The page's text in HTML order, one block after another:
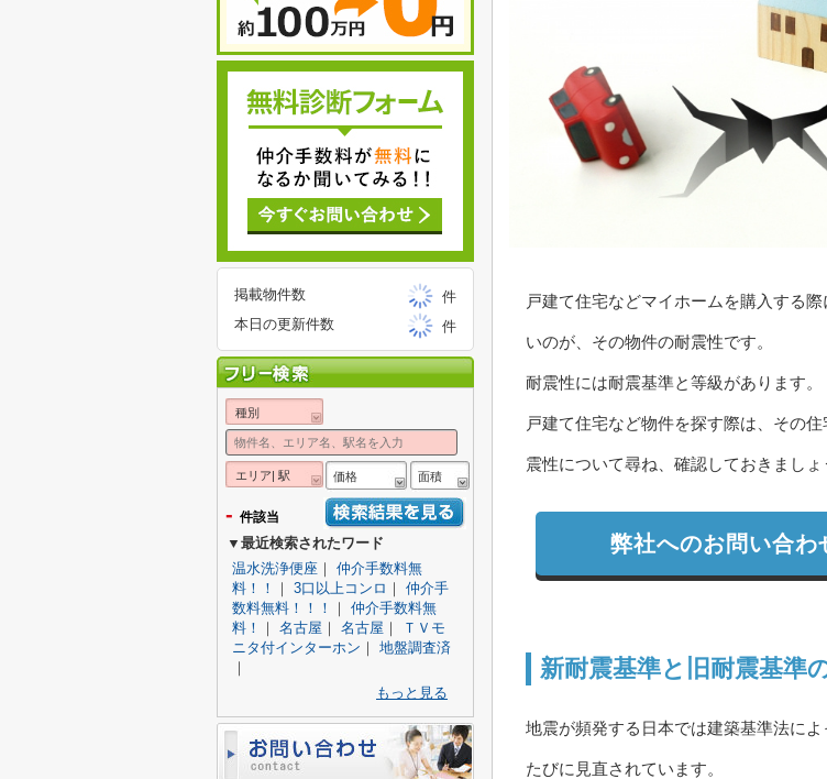
戸建て住宅などマイホームを購入する
いのが、その物件の耐震性です。
耐震性には耐震基準と等級があります。
戸建て住宅など物件を探す際は、その
震性について尋ね、確認しておきましょ
弊社へのお問い合わ
新耐震基準と旧耐震基準
地震が頻発する日本では建築基準法に
たびに見直されています。
掲載物件数
件
本日の更新件数
件
種別
エリア| 駅 価格 面積
- 件該当
▼最近検索されたワード
温水洗浄便座 ｜ 仲介手数料無
料！！
｜ 3口以上コンロ ｜ 仲介手
数料無料！！！
｜ 仲介手数料無
料！
｜ 名古屋 ｜ 名古屋 ｜
ＴＶモ
ニタ付インターホン ｜ 地盤調査済
｜
もっと見る